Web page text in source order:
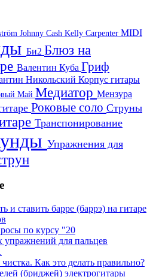
Johnny Cash Kelly Carpenter MIDI
Би2 Блюз на
Валентин Куба Гриф
Никольский Корпус гитары
Май Медиатор Мензура
Роковые соло Струны
Транспонирование
Упражнения для
и ставить барре (баррэ) на гитаре
по курсу "20
для пальцев
Как это делать правильно?
(бриджей) электрогитары